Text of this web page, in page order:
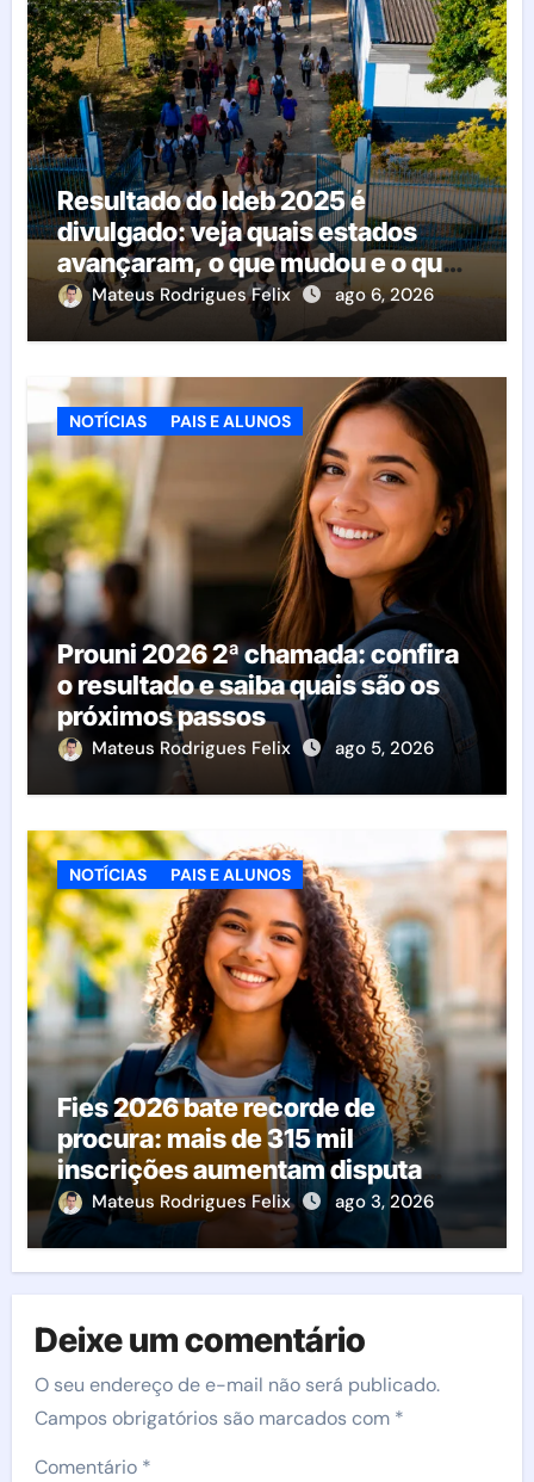
Resultado do Ideb 2025 é
divulgado: veja quais estados
avançaram, o que mudou e o que
esperar da educação brasileira
Mateus Rodrigues Felix ago 6, 2026
NOTÍCIAS PAIS E ALUNOS
Prouni 2026 2ª chamada: confira
o resultado e saiba quais são os
próximos passos
Mateus Rodrigues Felix ago 5, 2026
NOTÍCIAS PAIS E ALUNOS
Fies 2026 bate recorde de
procura: mais de 315 mil
inscrições aumentam disputa
pelas vagas; veja o que acontece
agora
Mateus Rodrigues Felix ago 3, 2026
Deixe um comentário
O seu endereço de e-mail não será publicado.
Campos obrigatórios são marcados com *
Comentário *